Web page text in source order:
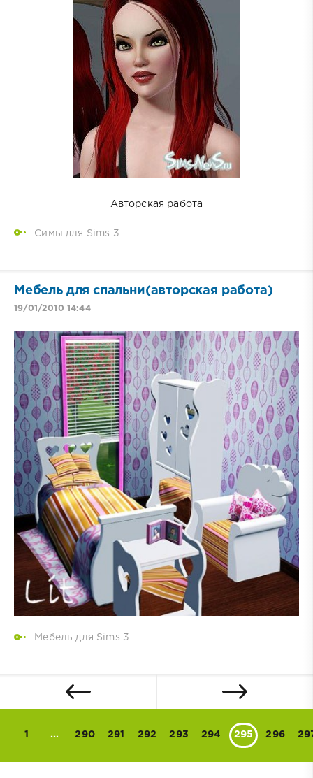
Авторcкая работа
Симы для Sims 3
Мебель для спальни(авторская работа)
19/01/2010 14:44
Мебель для Sims 3
1 ... 290 291 292 293 294 295 296